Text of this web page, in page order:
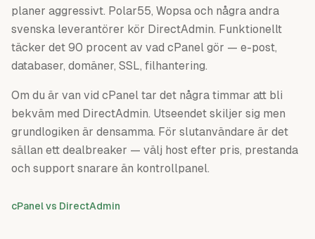
planer aggressivt. Polar55, Wopsa och några andra
svenska leverantörer kör DirectAdmin. Funktionellt
täcker det 90 procent av vad cPanel gör — e-post,
databaser, domäner, SSL, filhantering.
Om du är van vid cPanel tar det några timmar att bli
bekväm med DirectAdmin. Utseendet skiljer sig men
grundlogiken är densamma. För slutanvändare är det
sällan ett dealbreaker — välj host efter pris, prestanda
och support snarare än kontrollpanel.
cPanel vs DirectAdmin